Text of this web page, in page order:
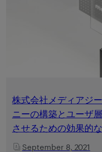
株式会社メディアジ
ニーの構築とユーザ
させるための効果的
September 8, 2021